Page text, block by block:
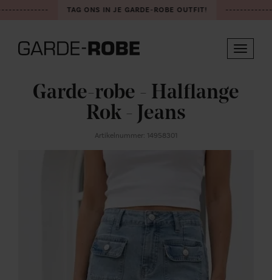
TAG ONS IN JE GARDE-ROBE OUTFIT!
Toggle
Garde-robe - Halflange
Rok - Jeans
Artikelnummer: 14958301